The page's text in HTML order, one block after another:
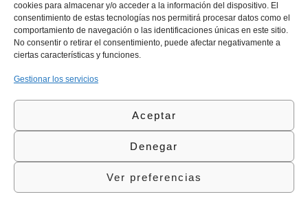
cookies para almacenar y/o acceder a la información del dispositivo. El
consentimiento de estas tecnologías nos permitirá procesar datos como el
comportamiento de navegación o las identificaciones únicas en este sitio.
No consentir o retirar el consentimiento, puede afectar negativamente a
ciertas características y funciones.
Gestionar los servicios
Aceptar
Denegar
Ver preferencias
Conocenos
Vitae
l
Área
Política
de
Política
Calidad
(+34)
935
©Vitae Health Innovation S.L. Todos los derechos